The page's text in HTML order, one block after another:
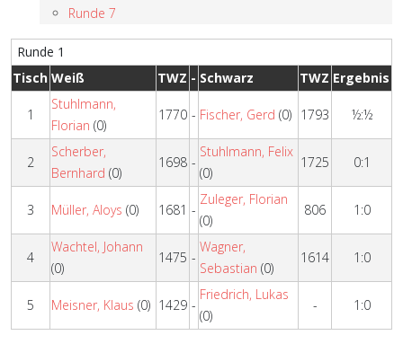
Runde 7
Runde 1
Tisch Weiß TWZ - Schwarz TWZ Ergebnis
1
Stuhlmann,
Florian (0)
1770 - Fischer, Gerd (0) 1793 ½:½
2
Scherber,
Bernhard (0)
1698 -
Stuhlmann, Felix
(0)
1725 0:1
3 Müller, Aloys (0) 1681 -
Zuleger, Florian
(0)
806 1:0
4
Wachtel, Johann
(0)
1475 -
Wagner,
Sebastian (0)
1614 1:0
5 Meisner, Klaus (0) 1429 -
Friedrich, Lukas
(0)
- 1:0